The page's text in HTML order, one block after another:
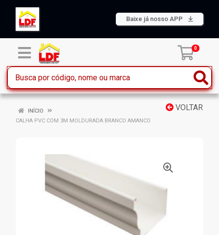
Baixe já nosso APP
0
VOLTAR
INÍCIO
CALHA PVC COM 3M MOLDURADA BRANCO AMANCO